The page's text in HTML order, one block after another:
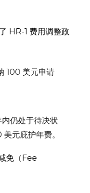
HR-1 费用调整政
100 美元申请
仍处于待决状
元庇护年费。
免（Fee